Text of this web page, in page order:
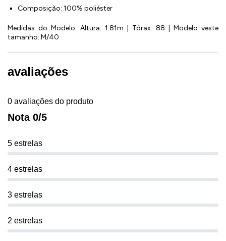
Composição: 100% poliéster
Medidas do Modelo: Altura: 1.81m | Tórax: 88 | Modelo veste
tamanho: M/40
avaliações
0 avaliações do produto
Nota 0/5
5 estrelas
4 estrelas
3 estrelas
2 estrelas